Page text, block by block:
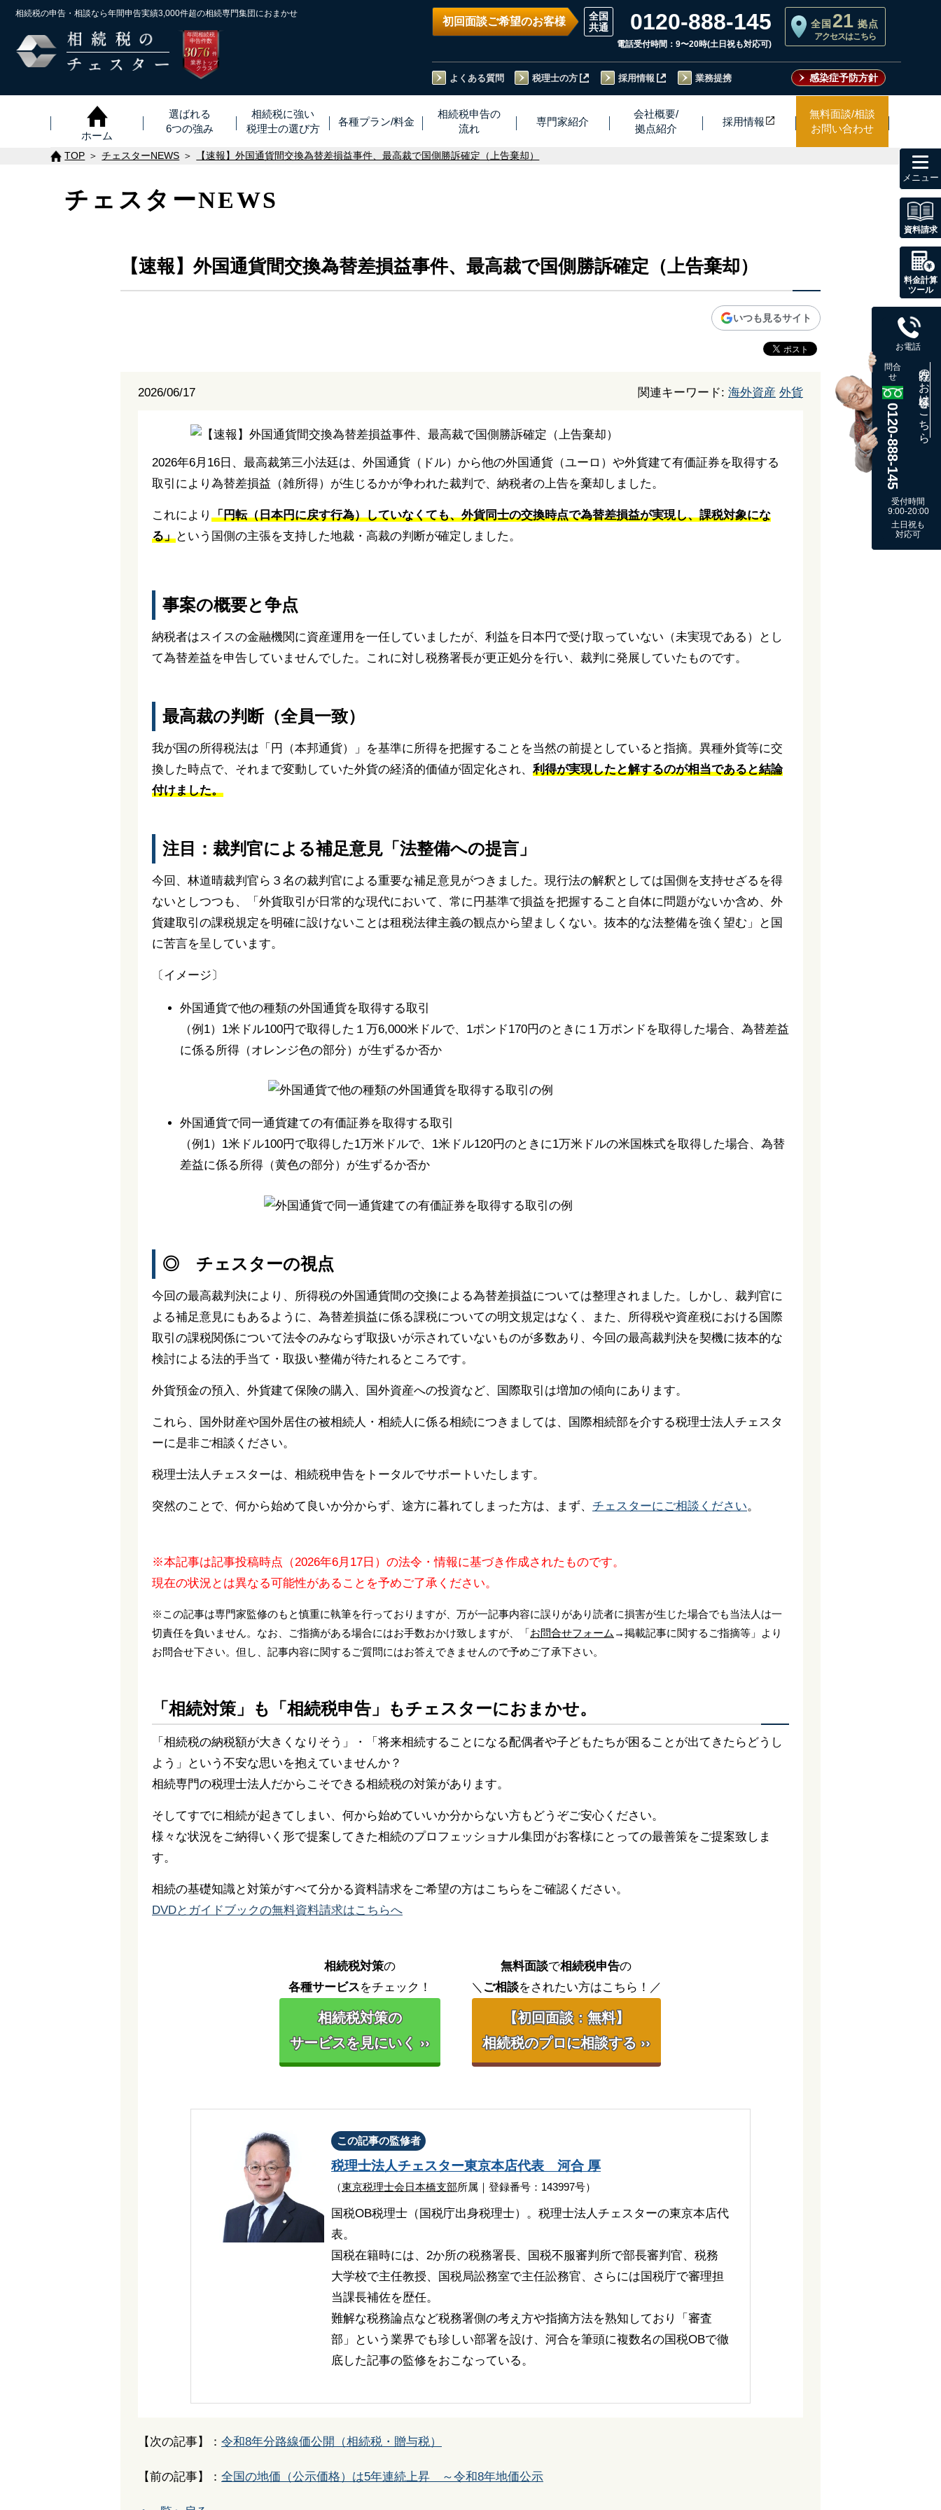
相続税の申告・相談なら年間申告実績3,000件超の相続専門集団におまかせ
年間相続税
申告件数
3076 ※
件
業界トップ
クラス
初回面談ご希望のお客様 0120-888-145
電話受付時間：9〜20時(土日祝も対応可)
全国 21 拠点
アクセスはこちら
よくある質問 税理士の方 採用情報 業務提携 感染症予防方針
ホーム
選ばれる
6つの強み
相続税に強い
税理士の選び方
各種プラン/料金
相続税申告の
流れ
専門家紹介
会社概要/
拠点紹介
採用情報
無料面談/相談
お問い合わせ
TOP チェスターNEWS 【速報】外国通貨間交換為替差損益事件、最高裁で国側勝訴確定（上告棄却）
チェスターNEWS
【速報】外国通貨間交換為替差損益事件、最高裁で国側勝訴確定（上告棄却）
いつも見るサイト
2026/06/17 関連キーワード: 海外資産 外貨
2026年6月16日、最高裁第三小法廷は、外国通貨（ドル）から他の外国通貨（ユーロ）や外貨建て有価証券を取得する
取引により為替差損益（雑所得）が生じるかが争われた裁判で、納税者の上告を棄却しました。
これにより 「円転（日本円に戻す行為）していなくても、外貨同士の交換時点で為替差損益が実現し、課税対象にな
る」という国側の主張を支持した地裁・高裁の判断が確定しました。
事案の概要と争点
納税者はスイスの金融機関に資産運用を一任していましたが、利益を日本円で受け取っていない（未実現である）とし
て為替差益を申告していませんでした。これに対し税務署長が更正処分を行い、裁判に発展していたものです。
最高裁の判断（全員一致）
我が国の所得税法は「円（本邦通貨）」を基準に所得を把握することを当然の前提としていると指摘。異種外貨等に交
換した時点で、それまで変動していた外貨の経済的価値が固定化され、 利得が実現したと解するのが相当であると結論
付けました。
注目：裁判官による補足意見「法整備への提言」
今回、林道晴裁判官ら３名の裁判官による重要な補足意見がつきました。現行法の解釈としては国側を支持せざるを得
ないとしつつも、「外貨取引が日常的な現代において、常に円基準で損益を把握すること自体に問題がないか含め、外
貨建取引の課税規定を明確に設けないことは租税法律主義の観点から望ましくない。抜本的な法整備を強く望む」と国
に苦言を呈しています。
〔イメージ〕
外国通貨で他の種類の外国通貨を取得する取引
（例1）1米ドル100円で取得した１万6,000米ドルで、1ポンド170円のときに１万ポンドを取得した場合、為替差益
に係る所得（オレンジ色の部分）が生ずるか否か
外国通貨で同一通貨建ての有価証券を取得する取引
（例1）1米ドル100円で取得した1万米ドルで、1米ドル120円のときに1万米ドルの米国株式を取得した場合、為替
差益に係る所得（黄色の部分）が生ずるか否か
◎ チェスターの視点
今回の最高裁判決により、所得税の外国通貨間の交換による為替差損益については整理されました。しかし、裁判官に
よる補足意見にもあるように、為替差損益に係る課税についての明文規定はなく、また、所得税や資産税における国際
取引の課税関係について法令のみならず取扱いが示されていないものが多数あり、今回の最高裁判決を契機に抜本的な
検討による法的手当て・取扱い整備が待たれるところです。
外貨預金の預入、外貨建て保険の購入、国外資産への投資など、国際取引は増加の傾向にあります。
これら、国外財産や国外居住の被相続人・相続人に係る相続につきましては、国際相続部を介する税理士法人チェスタ
ーに是非ご相談ください。
税理士法人チェスターは、相続税申告をトータルでサポートいたします。
突然のことで、何から始めて良いか分からず、途方に暮れてしまった方は、まず、 チェスターにご相談ください。
※本記事は記事投稿時点（2026年6月17日）の法令・情報に基づき作成されたものです。
現在の状況とは異なる可能性があることを予めご了承ください。
※この記事は専門家監修のもと慎重に執筆を行っておりますが、万が一記事内容に誤りがあり読者に損害が生じた場合でも当法人は一
切責任を負いません。なお、ご指摘がある場合にはお手数おかけ致しますが、「お問合せフォーム →掲載記事に関するご指摘等」より
お問合せ下さい。但し、記事内容に関するご質問にはお答えできませんので予めご了承下さい。
「相続対策」も「相続税申告」もチェスターにおまかせ。
「相続税の納税額が大きくなりそう」・「将来相続することになる配偶者や子どもたちが困ることが出てきたらどうし
よう」という不安な思いを抱えていませんか？
相続専門の税理士法人だからこそできる相続税の対策があります。
そしてすでに相続が起きてしまい、何から始めていいか分からない方もどうぞご安心ください。
様々な状況をご納得いく形で提案してきた相続のプロフェッショナル集団がお客様にとっての最善策をご提案致しま
す。
相続の基礎知識と対策がすべて分かる資料請求をご希望の方はこちらをご確認ください。
DVDとガイドブックの無料資料請求はこちらへ
相続税対策の
各種サービスをチェック！
相続税対策の
サービスを見にいく ››
無料面談で相続税申告の
＼ ご相談をされたい方はこちら！／
【初回面談：無料】
相続税のプロに相談する ››
この記事の監修者
税理士法人チェスター東京本店代表 河合 厚
（東京税理士会日本橋支部所属｜登録番号：143997号）
国税OB税理士（国税庁出身税理士）。税理士法人チェスターの東京本店代
表。
国税在籍時には、2か所の税務署長、国税不服審判所で部長審判官、税務
大学校で主任教授、国税局訟務室で主任訟務官、さらには国税庁で審理担
当課長補佐を歴任。
難解な税務論点など税務署側の考え方や指摘方法を熟知しており「審査
部」という業界でも珍しい部署を設け、河合を筆頭に複数名の国税OBで徹
底した記事の監修をおこなっている。
【次の記事】： 令和8年分路線価公開（相続税・贈与税）
【前の記事】： 全国の地価（公示価格）は5年連続上昇 ～令和8年地価公示
資料請求
料金計算
ツール
お電話
問合
せ
0120-888-145
既存のお客様はこちら
受付時間
9:00-20:00
土日祝も
対応可